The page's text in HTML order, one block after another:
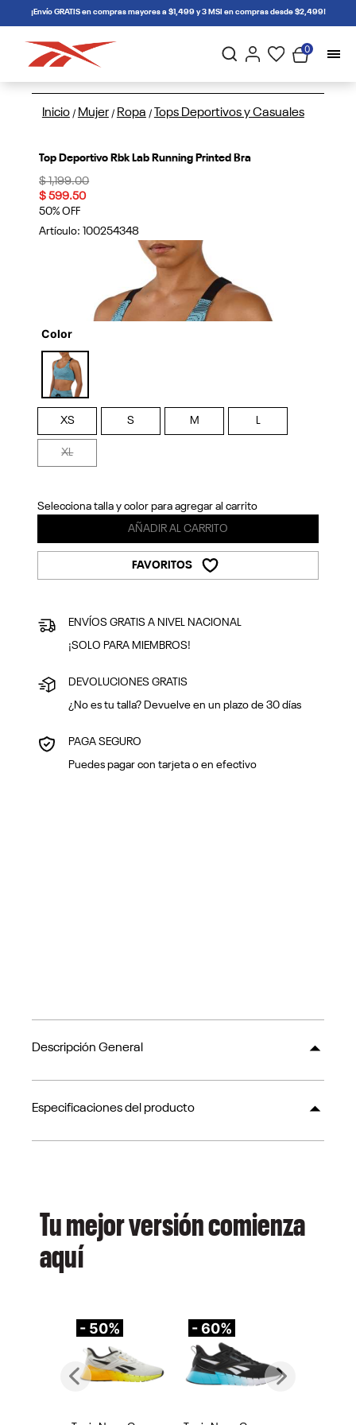
connectif¡Envío GRATIS en compras mayores a $1,499 y 3 MSI en compras desde $2,499!
0
Inicio / Mujer / Ropa / Tops Deportivos y Casuales
Top Deportivo Rbk Lab Running Printed Bra
Price reduced from
$ 1,199.00to
$ 599.50
50% OFF
Artículo: 100254348
Previous
Color
selected
XS S M L
XL
Selecciona talla y color para agregar al carrito
AÑADIR AL CARRITO
FAVORITOS
ENVÍOS GRATIS A NIVEL NACIONAL
¡SOLO PARA MIEMBROS!
DEVOLUCIONES GRATIS
¿No es tu talla? Devuelve en un plazo de 30 días
PAGA SEGURO
Puedes pagar con tarjeta o en efectivo
Descripción General
Especificaciones del producto
Tu mejor versión comienza
aquí
- 50% - 60%
Previous